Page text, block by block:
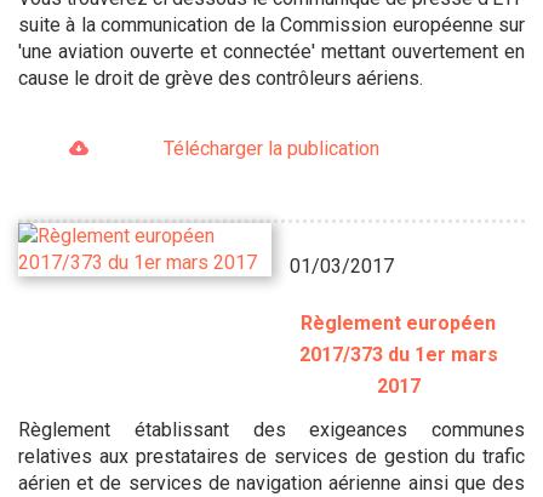
suite à la communication de la Commission européenne sur
'une aviation ouverte et connectée' mettant ouvertement en
cause le droit de grève des contrôleurs aériens.
Télécharger la publication
01/03/2017
Règlement européen
2017/373 du 1er mars
2017
Règlement établissant des exigeances communes
relatives aux prestataires de services de gestion du trafic
aérien et de services de navigation aérienne ainsi que des